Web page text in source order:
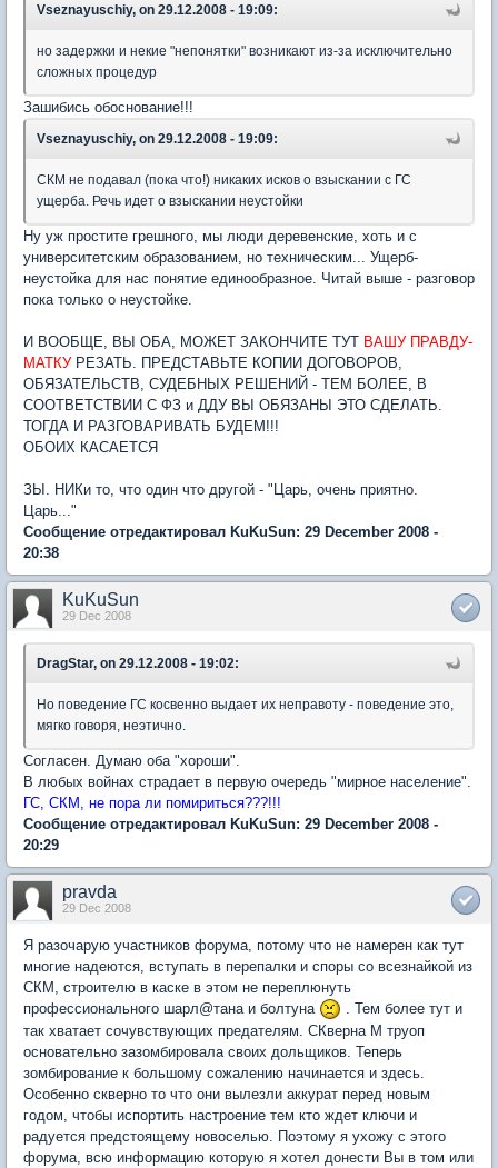
Vseznayuschiy, on 29.12.2008 - 19:09:
но задержки и некие "непонятки" возникают из-за исключительно
сложных процедур
Зашибись обоснование!!!
Vseznayuschiy, on 29.12.2008 - 19:09:
СКМ не подавал (пока что!) никаких исков о взыскании с ГС
ущерба. Речь идет о взыскании неустойки
Ну уж простите грешного, мы люди деревенские, хоть и с
университетским образованием, но техническим... Ущерб-
неустойка для нас понятие единообразное. Читай выше - разговор
пока только о неустойке.
И ВООБЩЕ, ВЫ ОБА, МОЖЕТ ЗАКОНЧИТЕ ТУТ ВАШУ ПРАВДУ-
МАТКУРЕЗАТЬ. ПРЕДСТАВЬТЕ КОПИИ ДОГОВОРОВ,
ОБЯЗАТЕЛЬСТВ, СУДЕБНЫХ РЕШЕНИЙ - ТЕМ БОЛЕЕ, В
СООТВЕТСТВИИ С ФЗ и ДДУ ВЫ ОБЯЗАНЫ ЭТО СДЕЛАТЬ.
ТОГДА И РАЗГОВАРИВАТЬ БУДЕМ!!!
ОБОИХ КАСАЕТСЯ
ЗЫ. НИКи то, что один что другой - "Царь, очень приятно.
Царь..."
Сообщение отредактировал KuKuSun: 29 December 2008 -
20:38
KuKuSun
29 Dec 2008
DragStar, on 29.12.2008 - 19:02:
Но поведение ГС косвенно выдает их неправоту - поведение это,
мягко говоря, неэтично.
Согласен. Думаю оба "хороши".
В любых войнах страдает в первую очередь "мирное население".
ГС, СКМ, не пора ли помириться???!!!
Сообщение отредактировал KuKuSun: 29 December 2008 -
20:29
pravda
29 Dec 2008
Я разочарую участников форума, потому что не намерен как тут
многие надеются, вступать в перепалки и споры со всезнайкой из
СКМ, строителю в каске в этом не переплюнуть
профессионального шарл@тана и болтуна
. Тем более тут и
так хватает сочувствующих предателям. СКверна М труоп
основательно зазомбировала своих дольщиков. Теперь
зомбирование к большому сожалению начинается и здесь.
Особенно скверно то что они вылезли аккурат перед новым
годом, чтобы испортить настроение тем кто ждет ключи и
радуется предстоящему новоселью. Поэтому я ухожу с этого
форума, всю информацию которую я хотел донести Вы в том или